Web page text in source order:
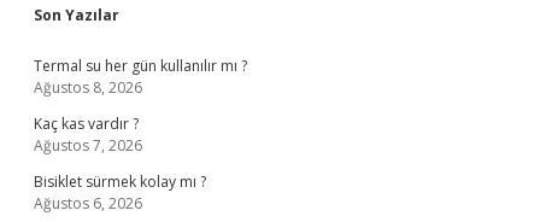
Sidebar
Son Yazılar
Termal su her gün kullanılır mı ?
Ağustos 8, 2026
Kaç kas vardır ?
Ağustos 7, 2026
Bisiklet sürmek kolay mı ?
Ağustos 6, 2026